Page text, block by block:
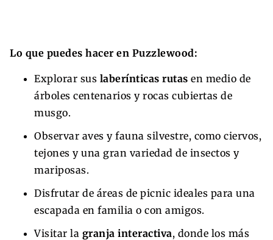
Lo que puedes hacer en Puzzlewood:
Explorar sus laberínticas rutas en medio de
árboles centenarios y rocas cubiertas de
musgo.
Observar aves y fauna silvestre, como ciervos,
tejones y una gran variedad de insectos y
mariposas.
Disfrutar de áreas de picnic ideales para una
escapada en familia o con amigos.
Visitar la granja interactiva, donde los más